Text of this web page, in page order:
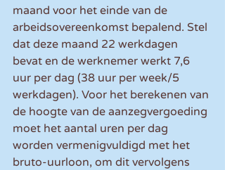
maand voor het einde van de
arbeidsovereenkomst bepalend. Stel
dat deze maand 22 werkdagen
bevat en de werknemer werkt 7,6
uur per dag (38 uur per week/5
werkdagen). Voor het berekenen van
de hoogte van de aanzegvergoeding
moet het aantal uren per dag
worden vermenigvuldigd met het
bruto-uurloon, om dit vervolgens